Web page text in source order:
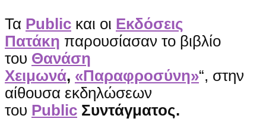
Τα Public και οι Εκδόσεις
Πατάκη παρουσίασαν το βιβλίο
του Θανάση
Χειμωνά, «Παραφροσύνη»“, στην
αίθουσα εκδηλώσεων
του Public Συντάγματος.